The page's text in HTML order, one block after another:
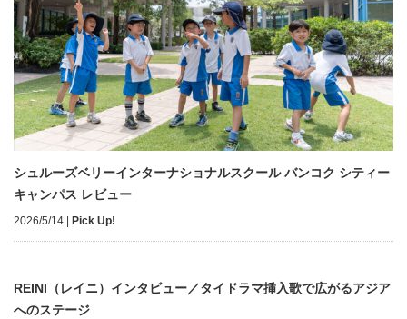
シュルーズベリーインターナショナルスクール バンコク シティー
キャンパス レビュー
2026/5/14 Pick Up!
REINI（レイニ）インタビュー／タイドラマ挿入歌で広がるアジア
へのステージ